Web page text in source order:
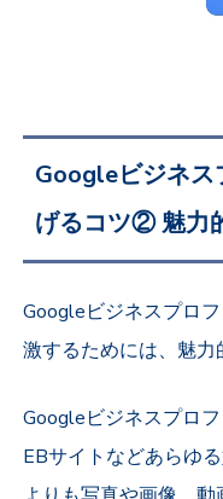
Googleビジネス
げるコツ② 魅力
Googleビジネスプロ
激するためには、魅力
Googleビジネスプロ
EBサイトなどあらゆ